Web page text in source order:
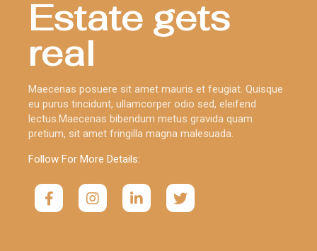
Estate gets
real
Maecenas posuere sit amet mauris et feugiat. Quisque
eu purus tincidunt, ullamcorper odio sed, eleifend
lectus.Maecenas bibendum metus gravida quam
pretium, sit amet fringilla magna malesuada.
Follow For More Details: